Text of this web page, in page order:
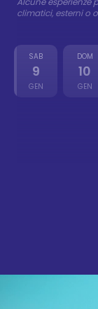
climatici, esterni o
SAB
9
GEN
DOM
10
GEN